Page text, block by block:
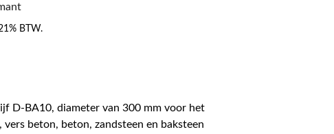
BTW.
D-BA10, diameter van 300 mm voor het
beton, beton, zandsteen en baksteen